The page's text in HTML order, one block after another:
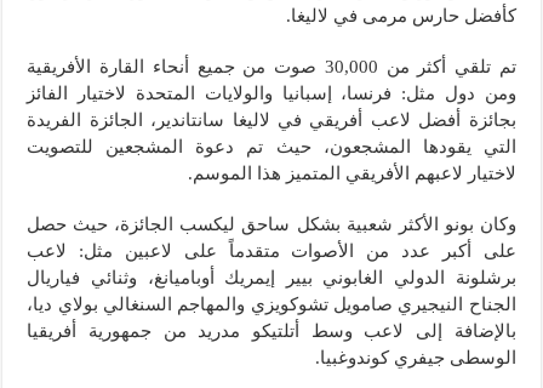
كأفضل حارس مرمى في لاليغا.
تم تلقي أكثر من 30,000 صوت من جميع أنحاء القارة الأفريقية
ومن دول مثل: فرنسا، إسبانيا والولايات المتحدة لاختيار الفائز
بجائزة أفضل لاعب أفريقي في لاليغا سانتاندير، الجائزة الفريدة
التي يقودها المشجعون، حيث تم دعوة المشجعين للتصويت
لاختيار لاعبهم الأفريقي المتميز هذا الموسم.
وكان بونو الأكثر شعبية بشكل ساحق ليكسب الجائزة، حيث حصل
على أكبر عدد من الأصوات متقدماً على لاعبين مثل: لاعب
برشلونة الدولي الغابوني بيير إيمريك أوباميانغ، وثنائي فياريال
الجناح النيجيري صامويل تشوكويزي والمهاجم السنغالي بولاي ديا،
بالإضافة إلى لاعب وسط أتلتيكو مدريد من جمهورية أفريقيا
الوسطى جيفري كوندوغبيا.